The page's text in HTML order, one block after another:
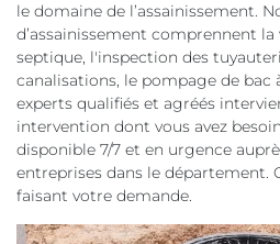
le domaine de l’assainissement.
d’assainissement comprennent la
septique, l'inspection des
canalisations, le pompage de bac
experts qualifiés et agréés
intervention dont vous avez
disponible 7/7 et en urgence
entreprises dans le département.
faisant votre demande.